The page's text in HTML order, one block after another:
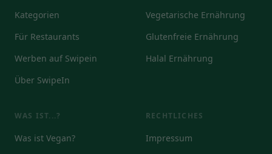
Kategorien
Für Restaurants
Werben auf Swipein
Über SwipeIn
Vegetarische Ernährung
Glutenfreie Ernährung
Halal Ernährung
WAS IST...?
Was ist Vegan?
RECHTLICHES
Impressum